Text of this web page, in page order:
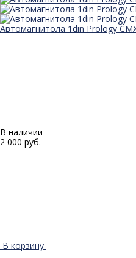
Автомагнитола 1din Prology
В наличии
2 000 руб.
В корзину